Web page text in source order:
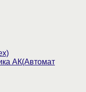
АК(Автомат